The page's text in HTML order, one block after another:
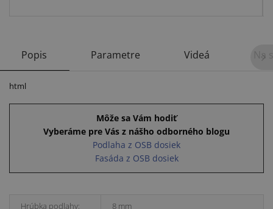
Popis Parametre Videá
html
Môže sa Vám hodiť
Vyberáme pre Vás z nášho odborného blogu
Podlaha z OSB dosiek
Fasáda z OSB dosiek
Hrúbka podlahy: 8 mm